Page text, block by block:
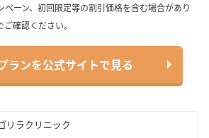
ーン、初回限定等の割引価格を含む場合があり
確認ください。
ランを公式サイトで見る
リラクリニック